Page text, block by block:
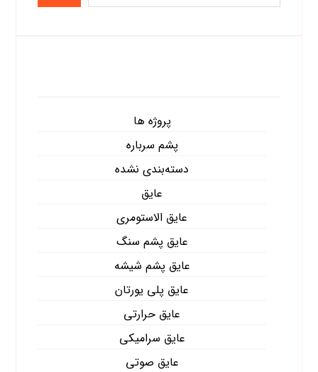
پروژه ها
پشم سرباره
دسته‌بندی نشده
عایق
عایق الاستومری
عایق پشم سنگ
عایق پشم شیشه
عایق پلی یورتان
عایق حرارتی
عایق سرامیکی
عایق صوتی